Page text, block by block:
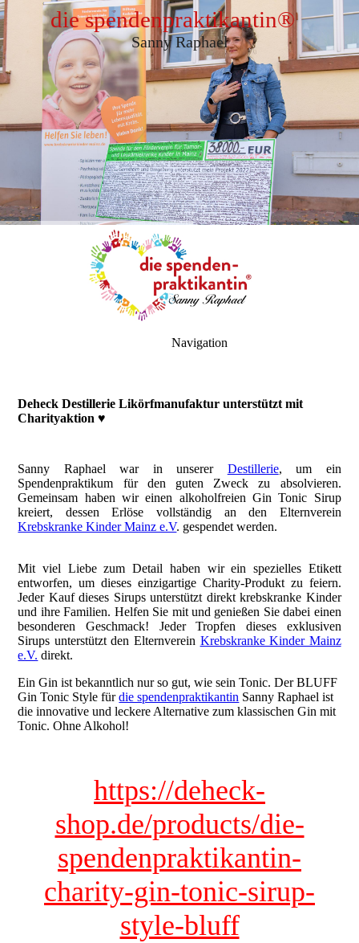
die spendenpraktikantin®
Sanny Raphael
Navigation
Deheck Destillerie Likörfmanufaktur unterstützt mit
Charityaktion ♥️
Sanny Raphael war in unserer Destillerie, um ein
Spendenpraktikum für den guten Zweck zu absolvieren.
Gemeinsam haben wir einen alkoholfreien Gin Tonic Sirup
kreiert, dessen Erlöse vollständig an den Elternverein
Krebskranke Kinder Mainz e.V. gespendet werden.
Mit viel Liebe zum Detail haben wir ein spezielles Etikett
entworfen, um dieses einzigartige Charity-Produkt zu feiern.
Jeder Kauf dieses Sirups unterstützt direkt krebskranke Kinder
und ihre Familien. Helfen Sie mit und genießen Sie dabei einen
besonderen Geschmack! Jeder Tropfen dieses exklusiven
Sirups unterstützt den Elternverein Krebskranke Kinder Mainz
e.V. direkt.
Ein Gin ist bekanntlich nur so gut, wie sein Tonic. Der BLUFF
Gin Tonic Style fürdie spendenpraktikantin Sanny Raphael ist
die innovative und leckere Alternative zum klassischen Gin mit
Tonic. Ohne Alkohol!
https://deheck-
shop.de/products/die-
spendenpraktikantin-
charity-gin-tonic-sirup-
style-bluff